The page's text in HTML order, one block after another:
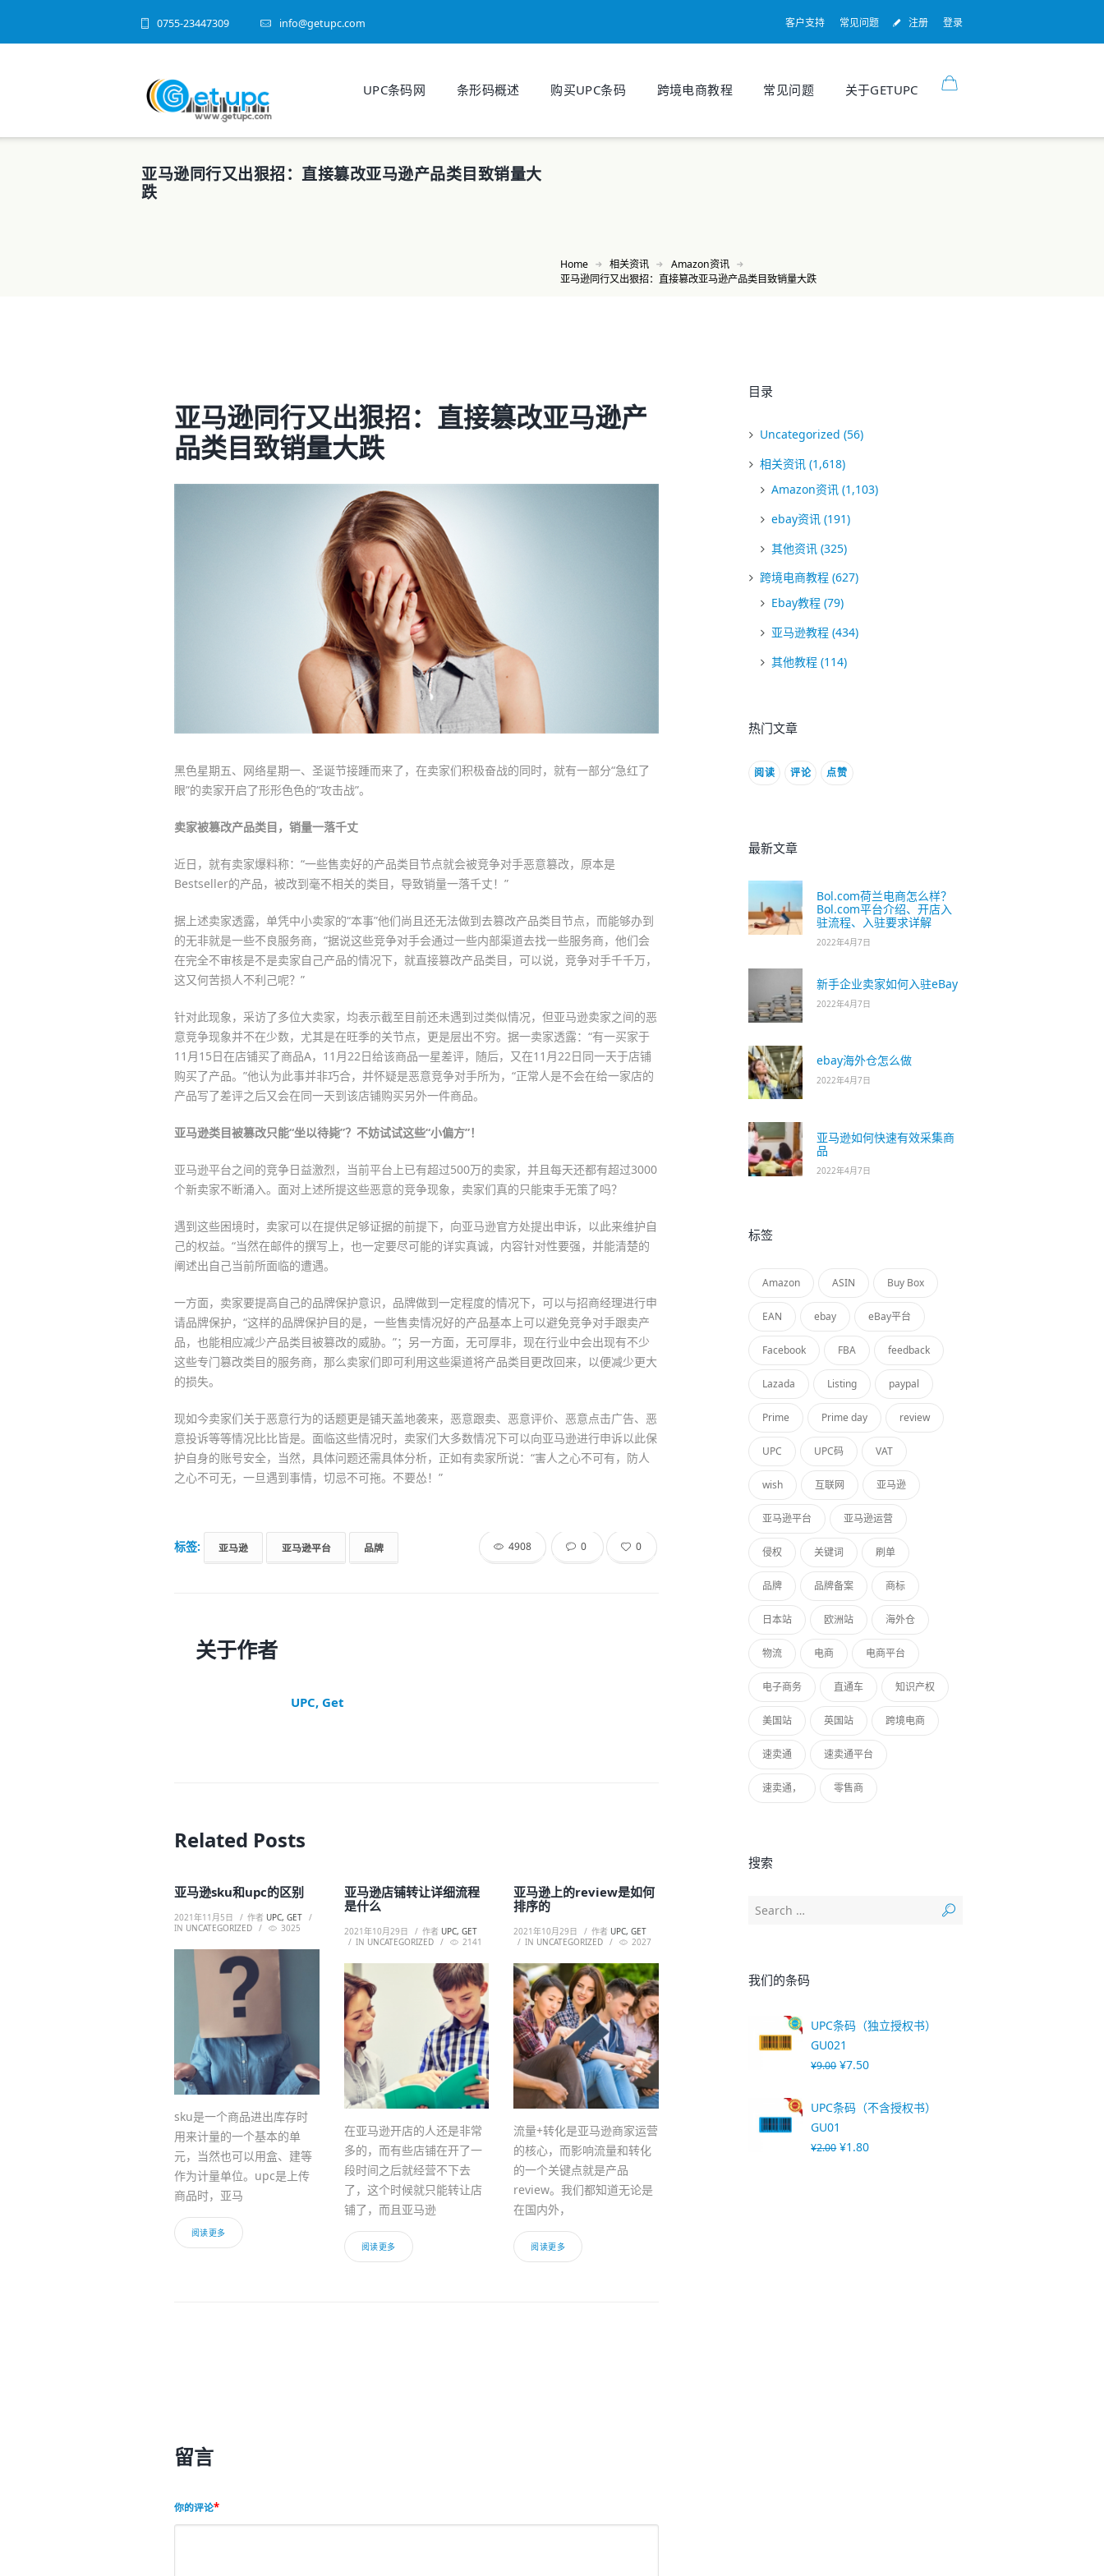
0755-23447309 info@getupc.com 客户支持 常见问题 注册 登录
UPC条码网 条形码概述 购买UPC条码 跨境电商教程 常见问题 关于GETUPC
亚马逊同行又出狠招：直接篡改亚马逊产品类目致销量大
跌
Home 相关资讯
Amazon资讯
亚马逊同行又出狠招：直接篡改亚马逊产品类目致销量大跌
亚马逊同行又出狠招：直接篡改亚马逊产
品类目致销量大跌
黑色星期五、网络星期一、圣诞节接踵而来了，在卖家们积极奋战的同时，就有一部分“急红了
眼”的卖家开启了形形色色的“攻击战”。
卖家被篡改产品类目，销量一落千丈
近日，就有卖家爆料称：“一些售卖好的产品类目节点就会被竞争对手恶意篡改，原本是
Bestseller的产品，被改到毫不相关的类目，导致销量一落千丈！”
据上述卖家透露，单凭中小卖家的“本事”他们尚且还无法做到去篡改产品类目节点，而能够办到
的无非就是一些不良服务商，“据说这些竞争对手会通过一些内部渠道去找一些服务商，他们会
在完全不审核是不是卖家自己产品的情况下，就直接篡改产品类目，可以说，竞争对手千千万，
这又何苦损人不利己呢？”
针对此现象，采访了多位大卖家，均表示截至目前还未遇到过类似情况，但亚马逊卖家之间的恶
意竞争现象并不在少数，尤其是在旺季的关节点，更是层出不穷。据一卖家透露：“有一买家于
11月15日在店铺买了商品A，11月22日给该商品一星差评，随后，又在11月22日同一天于店铺
购买了产品。”他认为此事并非巧合，并怀疑是恶意竞争对手所为，“正常人是不会在给一家店的
产品写了差评之后又会在同一天到该店铺购买另外一件商品。
亚马逊类目被篡改只能“坐以待毙”？不妨试试这些“小偏方”！
亚马逊平台之间的竞争日益激烈，当前平台上已有超过500万的卖家，并且每天还都有超过3000
个新卖家不断涌入。面对上述所提这些恶意的竞争现象，卖家们真的只能束手无策了吗？
遇到这些困境时，卖家可以在提供足够证据的前提下，向亚马逊官方处提出申诉，以此来维护自
己的权益。“当然在邮件的撰写上，也一定要尽可能的详实真诚，内容针对性要强，并能清楚的
阐述出自己当前所面临的遭遇。
一方面，卖家要提高自己的品牌保护意识，品牌做到一定程度的情况下，可以与招商经理进行申
请品牌保护，“这样的品牌保护目的是，一些售卖情况好的产品基本上可以避免竞争对手跟卖产
品，也能相应减少产品类目被篡改的威胁。”；另一方面，无可厚非，现在行业中会出现有不少
这些专门篡改类目的服务商，那么卖家们即可利用这些渠道将产品类目更改回来，以便减少更大
的损失。
现如今卖家们关于恶意行为的话题更是铺天盖地袭来，恶意跟卖、恶意评价、恶意点击广告、恶
意投诉等等情况比比皆是。面临这些情况时，卖家们大多数情况下可以向亚马逊进行申诉以此保
护自身的账号安全，当然，具体问题还需具体分析，正如有卖家所说：“害人之心不可有，防人
之心不可无，一旦遇到事情，切忌不可拖。不要怂！”
标签: 亚马逊 亚马逊平台 品牌 4908 0 0
关于作者
UPC, Get
Related Posts
亚马逊sku和upc的区别
2021年11月5日 作者 UPC, GET
IN UNCATEGORIZED 3025
sku是一个商品进出库存时
用来计量的一个基本的单
元，当然也可以用盒、建等
作为计量单位。upc是上传
商品时，亚马
阅读更多
亚马逊店铺转让详细流程
是什么
2021年10月29日 作者 UPC, GET
IN UNCATEGORIZED 2141
在亚马逊开店的人还是非常
多的，而有些店铺在开了一
段时间之后就经营不下去
了，这个时候就只能转让店
铺了，而且亚马逊
阅读更多
亚马逊上的review是如何
排序的
2021年10月29日 作者 UPC, GET
IN UNCATEGORIZED 2027
流量+转化是亚马逊商家运营
的核心，而影响流量和转化
的一个关键点就是产品
review。我们都知道无论是
在国内外，
阅读更多
留言
你的评论
目录
Uncategorized (56)
相关资讯 (1,618)
Amazon资讯 (1,103)
ebay资讯 (191)
其他资讯 (325)
跨境电商教程 (627)
Ebay教程 (79)
亚马逊教程 (434)
其他教程 (114)
热门文章
阅读 评论 点赞
最新文章
Bol.com荷兰电商怎么样？
Bol.com平台介绍、开店入
驻流程、入驻要求详解
2022年4月7日
新手企业卖家如何入驻eBay
2022年4月7日
ebay海外仓怎么做
2022年4月7日
亚马逊如何快速有效采集商
品
2022年4月7日
标签
Amazon ASIN Buy Box
EAN ebay eBay平台
Facebook FBA feedback
Lazada Listing paypal
Prime Prime day review
UPC UPC码 VAT
wish 互联网 亚马逊
亚马逊平台 亚马逊运营
侵权 关键词 刷单
品牌 品牌备案 商标
日本站 欧洲站 海外仓
物流 电商 电商平台
电子商务 直通车 知识产权
美国站 英国站 跨境电商
速卖通 速卖通平台
速卖通， 零售商
搜索
我们的条码
UPC条码（独立授权书）
GU021
¥9.00 ¥7.50
UPC条码（不含授权书）
GU01
¥2.00 ¥1.80